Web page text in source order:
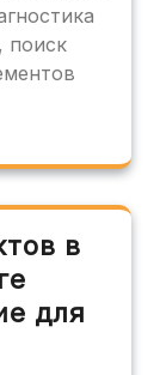
поиск
в
для